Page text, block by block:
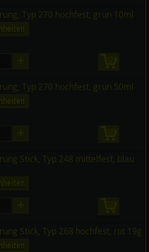
Typ 270 hochfest, grün 10ml
Typ 270 hochfest, grün 50ml
Stick, Typ 248 mittelfest, blau
Stick, Typ 268 hochfest, rot 19g